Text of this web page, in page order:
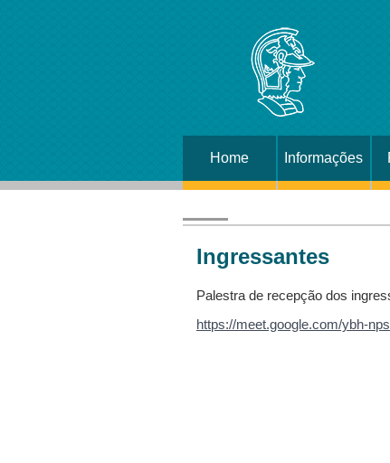
Home Informações
Ingressantes
Palestra de recepção dos
https://meet.google.com/ybh-